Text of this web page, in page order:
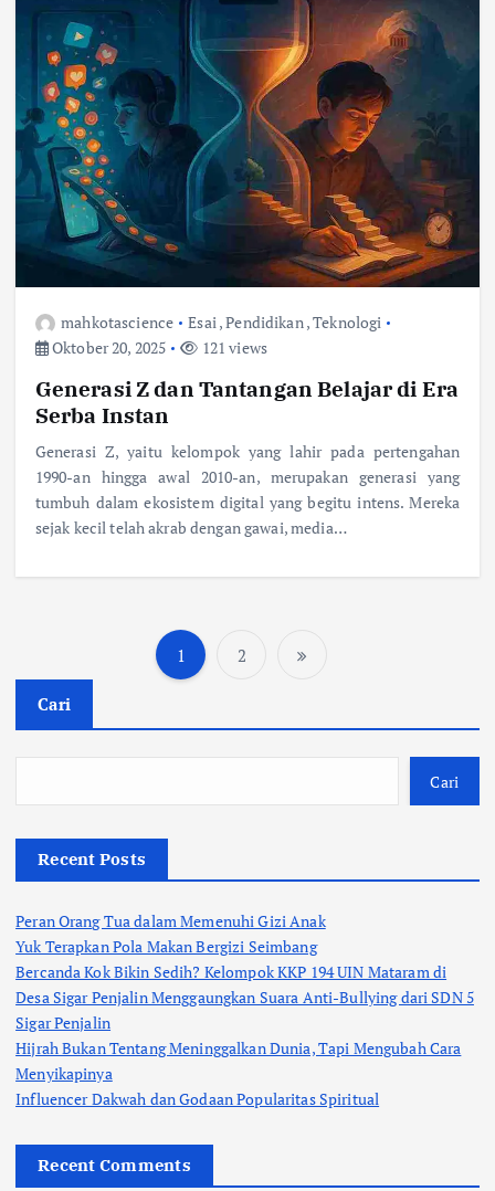
mahkotascience Esai ,Pendidikan,Teknologi
Oktober 20, 2025
121 views
Generasi Z dan Tantangan Belajar di Era
Serba Instan
Generasi Z, yaitu kelompok yang lahir pada pertengahan
1990-an hingga awal 2010-an, merupakan generasi yang
tumbuh dalam ekosistem digital yang begitu intens. Mereka
sejak kecil telah akrab dengan gawai, media…
P
a
n
a
s
i
p
1 2
Cari
Cari
Recent Posts
Peran Orang Tua dalam Memenuhi Gizi Anak
Yuk Terapkan Pola Makan Bergizi Seimbang
Bercanda Kok Bikin Sedih? Kelompok KKP 194 UIN Mataram di
Desa Sigar Penjalin Menggaungkan Suara Anti-Bullying dari SDN 5
Sigar Penjalin
Hijrah Bukan Tentang Meninggalkan Dunia, Tapi Mengubah Cara
Menyikapinya
Influencer Dakwah dan Godaan Popularitas Spiritual
Recent Comments